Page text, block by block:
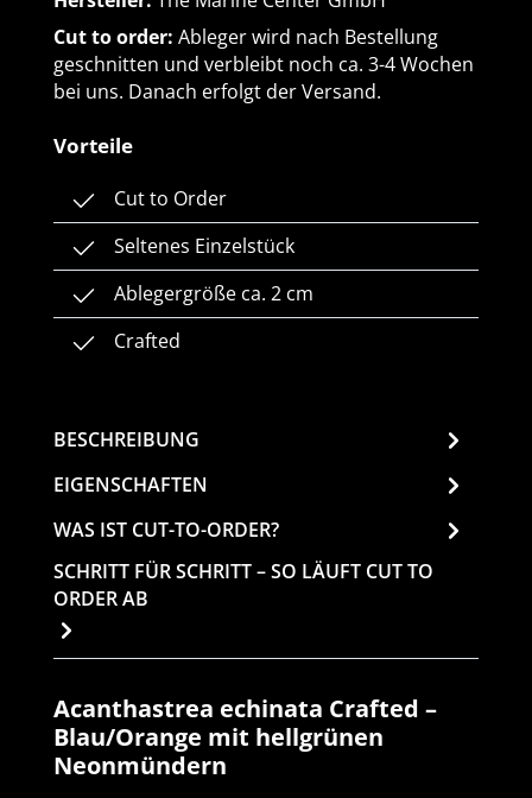
Cut to order: Ableger wird nach Bestellung
geschnitten und verbleibt noch ca. 3-4 Wochen
bei uns. Danach erfolgt der Versand.
Vorteile
Cut to Order
Seltenes Einzelstück
Ablegergröße ca. 2 cm
Crafted
BESCHREIBUNG
EIGENSCHAFTEN
WAS IST CUT-TO-ORDER?
SCHRITT FÜR SCHRITT – SO LÄUFT CUT TO
ORDER AB
Acanthastrea echinata Crafted –
Blau/Orange mit hellgrünen
Neonmündern